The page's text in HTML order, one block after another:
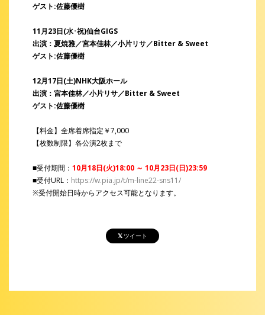
ゲスト:佐藤優樹
11月23日(水･祝)仙台GIGS
出演：夏焼雅／宮本佳林／小片リサ／Bitter & Sweet
ゲスト:佐藤優樹
12月17日(土)NHK大阪ホール
出演：宮本佳林／小片リサ／Bitter & Sweet
ゲスト:佐藤優樹
【料金】全席着席指定￥7,000
【枚数制限】各公演2枚まで
■受付期間： 10月18日(火)18:00 ～ 10月23日(日)23:59
■受付URL： https://w.pia.jp/t/m-line22-sns11/
※受付開始日時からアクセス可能となります。
ツイート